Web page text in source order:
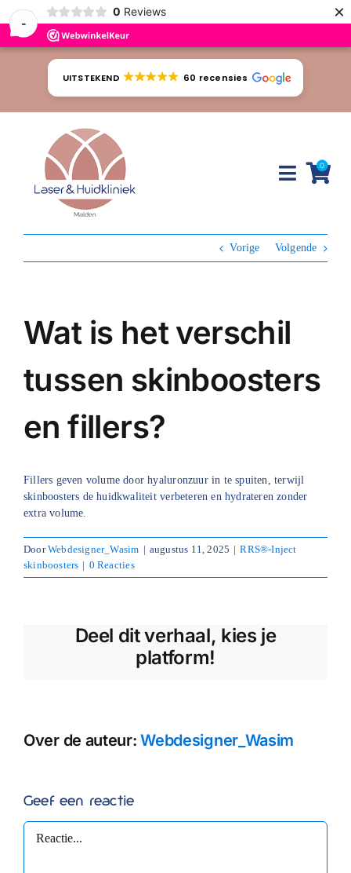
-
0 Reviews ×
UITSTEKEND 60 recensies
Toggle
Blog
Over ons
Afspraak maken
0
Vorige Volgende
Wat is het verschil
tussen skinboosters
en fillers?
Fillers geven volume door hyaluronzuur in te spuiten, terwijl
skinboosters de huidkwaliteit verbeteren en hydrateren zonder
extra volume.
DoorWebdesigner_Wasim | augustus 11, 2025 | RRS®-Inject
skinboosters | 0 Reacties
Deel dit verhaal, kies je
platform!
Over de auteur:Webdesigner_Wasim
Geef een reactie
Reactie